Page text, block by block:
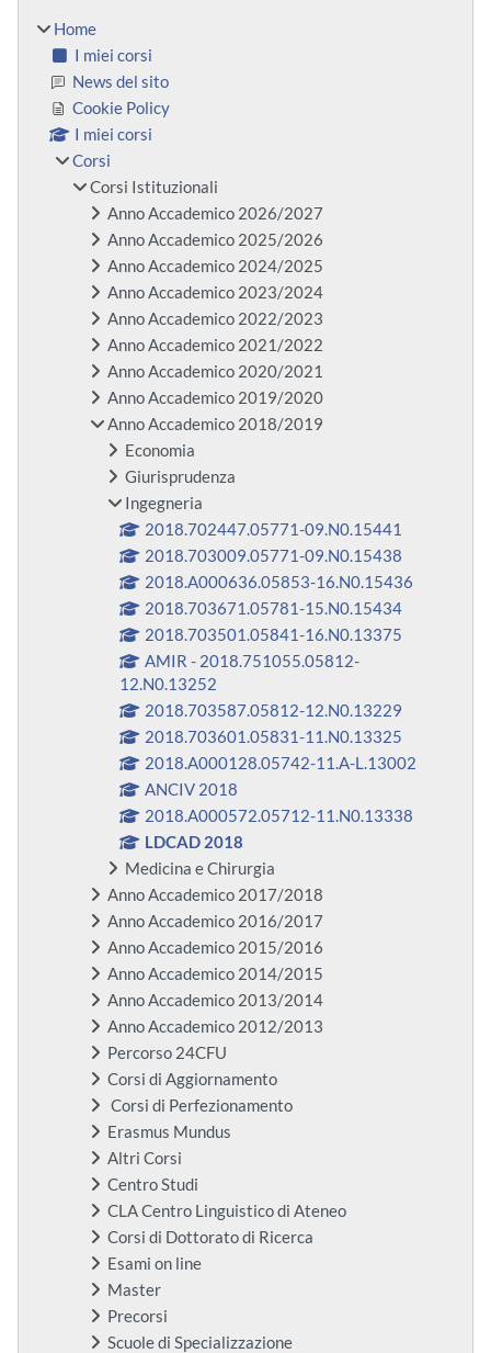
Home
I miei corsi
News del sito
Cookie Policy
I miei corsi
Corsi
Corsi Istituzionali
Anno Accademico 2026/2027
Anno Accademico 2025/2026
Anno Accademico 2024/2025
Anno Accademico 2023/2024
Anno Accademico 2022/2023
Anno Accademico 2021/2022
Anno Accademico 2020/2021
Anno Accademico 2019/2020
Anno Accademico 2018/2019
Economia
Giurisprudenza
Ingegneria
2018.702447.05771-09.N0.15441
2018.703009.05771-09.N0.15438
2018.A000636.05853-16.N0.15436
2018.703671.05781-15.N0.15434
2018.703501.05841-16.N0.13375
AMIR - 2018.751055.05812-
12.N0.13252
2018.703587.05812-12.N0.13229
2018.703601.05831-11.N0.13325
2018.A000128.05742-11.A-L.13002
ANCIV 2018
2018.A000572.05712-11.N0.13338
LDCAD 2018
Medicina e Chirurgia
Anno Accademico 2017/2018
Anno Accademico 2016/2017
Anno Accademico 2015/2016
Anno Accademico 2014/2015
Anno Accademico 2013/2014
Anno Accademico 2012/2013
Percorso 24CFU
Corsi di Aggiornamento
Corsi di Perfezionamento
Erasmus Mundus
Altri Corsi
Centro Studi
CLA Centro Linguistico di Ateneo
Corsi di Dottorato di Ricerca
Esami on line
Master
Precorsi
Scuole di Specializzazione